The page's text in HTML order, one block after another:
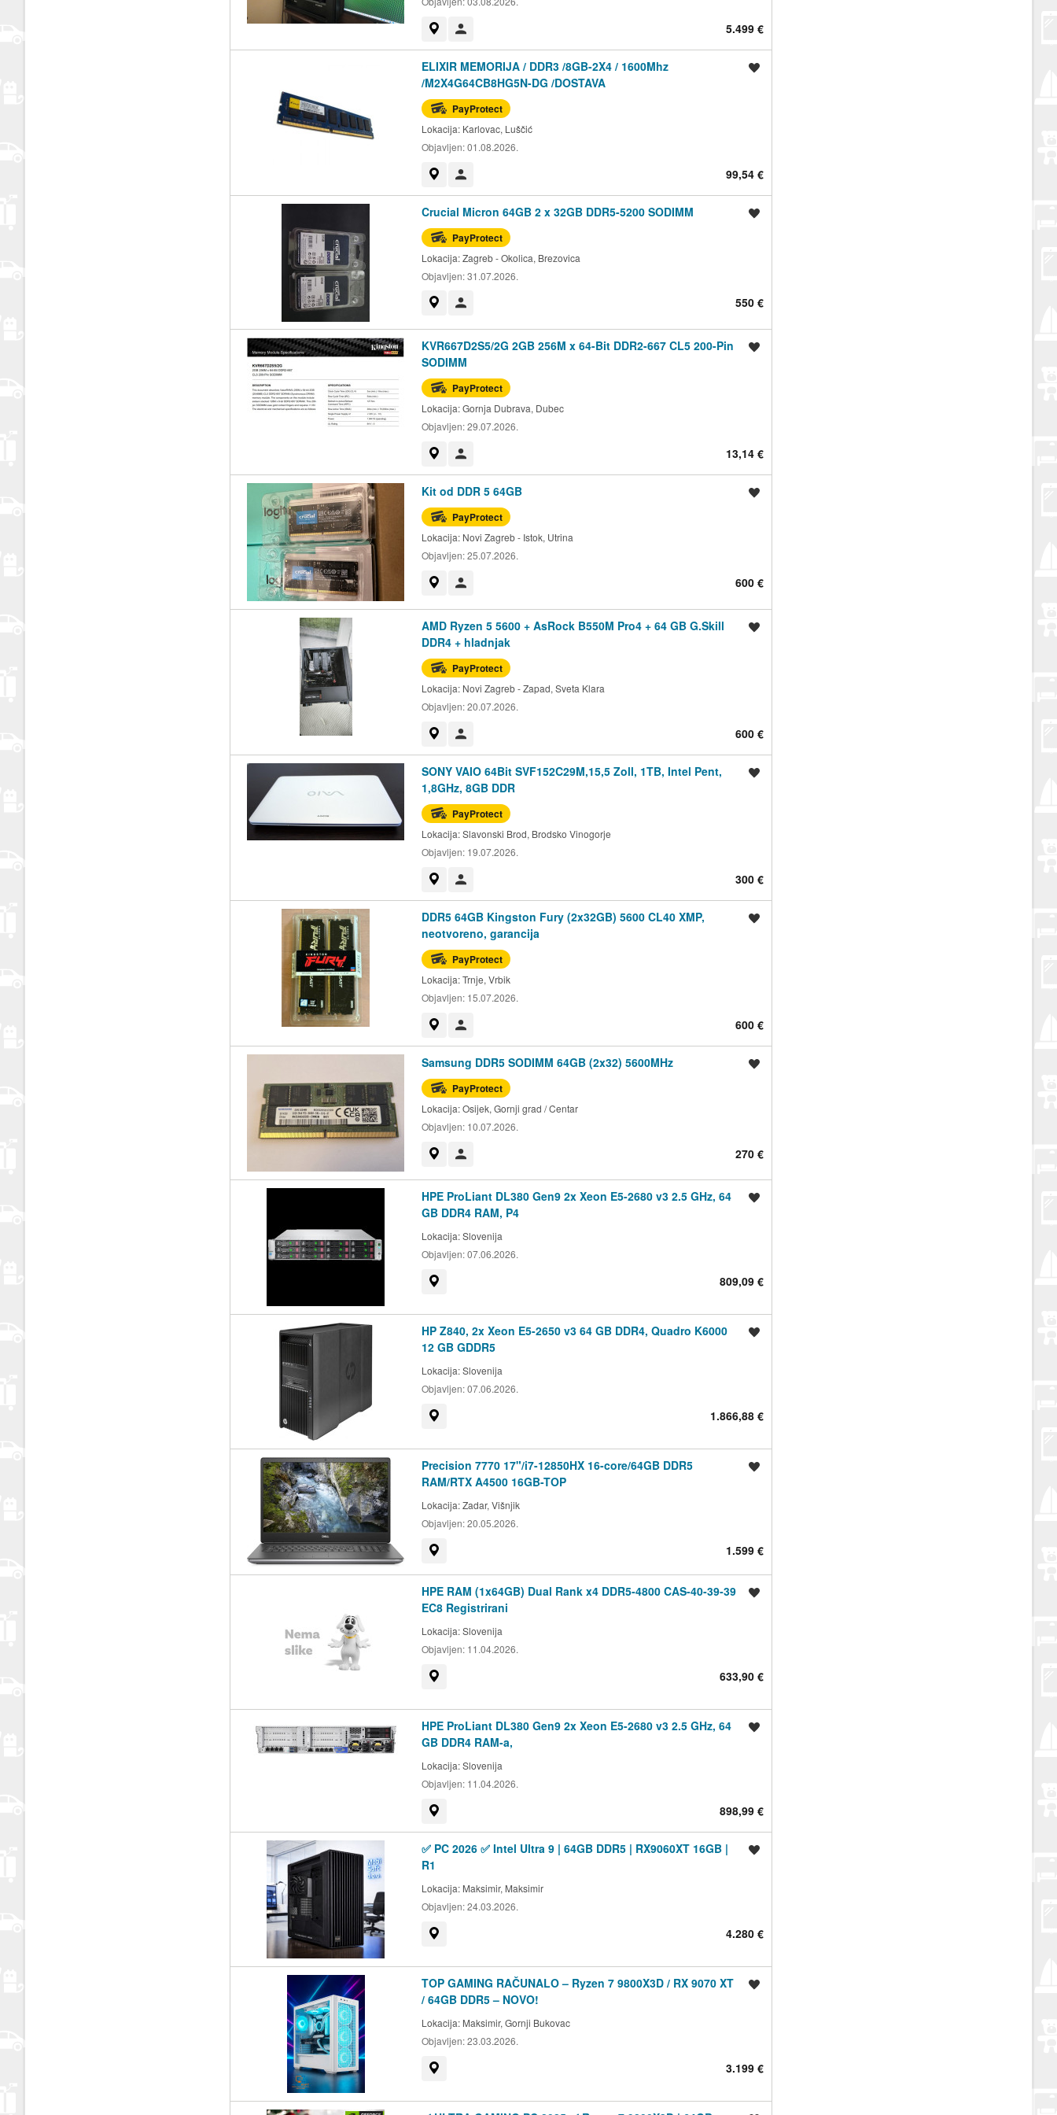
5.499 €
ELIXIR MEMORIJA / DDR3 /8GB-2X4 / 1600Mhz
/M2X4G64CB8HG5N-DG /DOSTAVA
PayProtect
Lokacija: Karlovac, Luščić
Objavljen:01.08.2026.
99,54 €
Crucial Micron 64GB 2 x 32GB DDR5-5200 SODIMM
PayProtect
Lokacija:Zagreb - Okolica, Brezovica
Objavljen:31.07.2026.
550 €
KVR667D2S5/2G 2GB 256M x 64-Bit DDR2-667 CL5 200-Pin
SODIMM
PayProtect
Lokacija:Gornja Dubrava, Dubec
Objavljen:29.07.2026.
13,14 €
Kit od DDR 5 64GB
PayProtect
Lokacija: Novi Zagreb - Istok, Utrina
Objavljen:25.07.2026.
600 €
AMD Ryzen 5 5600 + AsRock B550M Pro4 + 64 GB G.Skill
DDR4 + hladnjak
PayProtect
Lokacija: Novi Zagreb - Zapad, Sveta Klara
Objavljen:20.07.2026.
600 €
SONY VAIO 64Bit SVF152C29M,15,5 Zoll, 1TB, Intel Pent,
1,8GHz, 8GB DDR
PayProtect
Lokacija:Slavonski Brod, Brodsko Vinogorje
Objavljen: 19.07.2026.
300 €
DDR5 64GB Kingston Fury (2x32GB) 5600 CL40 XMP,
neotvoreno, garancija
PayProtect
Lokacija:Trnje, Vrbik
Objavljen: 15.07.2026.
600 €
Samsung DDR5 SODIMM 64GB (2x32) 5600MHz
PayProtect
Lokacija:Osijek, Gornji grad / Centar
Objavljen: 10.07.2026.
270 €
HPE ProLiant DL380 Gen9 2x Xeon E5-2680 v3 2.5 GHz, 64
GB DDR4 RAM, P4
Lokacija:Slovenija
Objavljen:07.06.2026.
809,09 €
HP Z840, 2x Xeon E5-2650 v3 64 GB DDR4, Quadro K6000
12 GB GDDR5
Lokacija:Slovenija
Objavljen:07.06.2026.
1.866,88 €
Precision 7770 17"/i7-12850HX 16-core/64GB DDR5
RAM/RTX A4500 16GB-TOP
Lokacija:Zadar, Višnjik
Objavljen:20.05.2026.
1.599 €
HPE RAM (1x64GB) Dual Rank x4 DDR5‑4800 CAS‑40‑39‑39
EC8 Registrirani
Lokacija:Slovenija
Objavljen: 11.04.2026.
633,90 €
HPE ProLiant DL380 Gen9 2x Xeon E5-2680 v3 2.5 GHz, 64
GB DDR4 RAM-a,
Lokacija:Slovenija
Objavljen: 11.04.2026.
898,99 €
✅ PC 2026 ✅ Intel Ultra 9 | 64GB DDR5 | RX9060XT 16GB |
R1
Lokacija: Maksimir, Maksimir
Objavljen:24.03.2026.
4.280 €
TOP GAMING RAČUNALO – Ryzen 7 9800X3D / RX 9070 XT
/ 64GB DDR5 – NOVO!
Lokacija: Maksimir, Gornji Bukovac
Objavljen:23.03.2026.
3.199 €